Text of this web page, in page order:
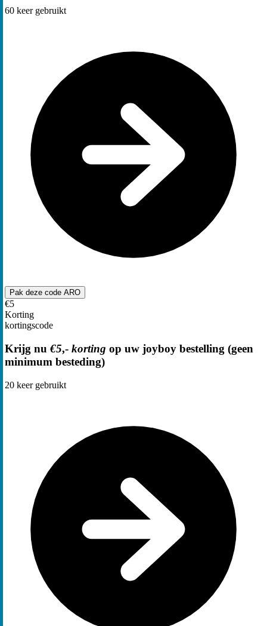
60 keer gebruikt
Pak deze code ARO
€5
Korting
kortingscode
Krijg nu €5,- korting op uw joyboy bestelling (geen
minimum besteding)
20 keer gebruikt